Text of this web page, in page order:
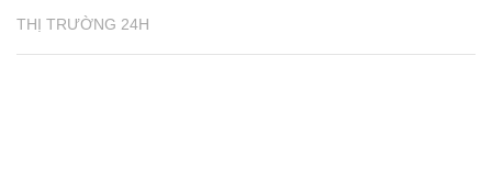
THỊ TRƯỜNG 24H